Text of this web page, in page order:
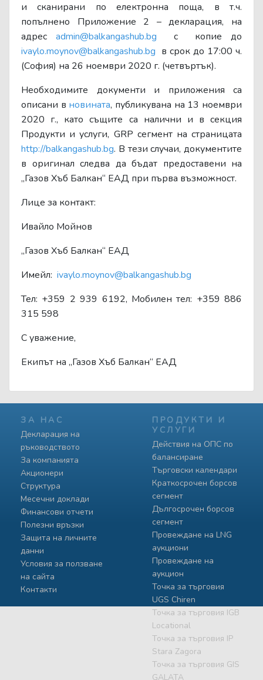
и сканирани по електронна поща, в т.ч.
попълнено Приложение 2 – декларация, на
адрес admin@balkangashub.bg с копие до
ivaylo.moynov@balkangashub.bg в срок до 17:00 ч.
(София) на 26 ноември 2020 г. (четвъртък).
Необходимите документи и приложения са
описани в новината, публикувана на 13 ноември
2020 г., като същите са налични и в секция
Продукти и услуги, GRP сегмент на страницата
http://balkangashub.bg. В тези случаи, документите
в оригинал следва да бъдат предоставени на
„Газов Хъб Балкан“ ЕАД при първа възможност.
Лице за контакт:
Ивайло Мойнов
„Газов Хъб Балкан“ ЕАД
Имейл: ivaylo.moynov@balkangashub.bg
Тел: +359 2 939 6192, Мобилен тел: +359 886
315 598
С уважение,
Екипът на „Газов Хъб Балкан“ ЕАД
ЗА НАС
Декларация на
ръководството
За компанията
Акционери
Структура
Месечни доклади
Финансови отчети
Полезни връзки
Защита на личните
данни
Условия за ползване
на сайта
Контакти
ПРОДУКТИ И
УСЛУГИ
Действия на ОПС по
балансиране
Търговски календари
Краткосрочен борсов
сегмент
Дългосрочен борсов
сегмент
Провеждане на LNG
аукциони
Провеждане на
аукцион
Точка за търговия
UGS Chiren
Точка за търговия IGB
Locational
Точка за търговия IP
Stara Zagora
Точка за търговия GIS
GALATA